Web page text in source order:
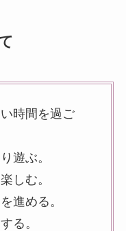
時間を過ご
遊ぶ。
しむ。
進める。
る。